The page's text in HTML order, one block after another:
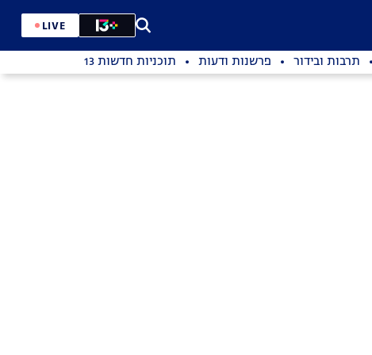
LIVE
תרבות ובידור פרשנות ודעות תוכניות חדשות 13